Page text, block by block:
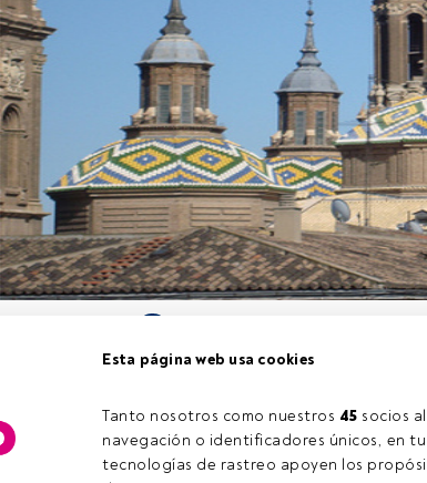
Esta página web usa cookies
Tanto nosotros como nuestros 45 socios
navegación o identificadores únicos, en
tecnologías de rastreo apoyen los
mercado y mejores ideas
(Salón Monegros), calle